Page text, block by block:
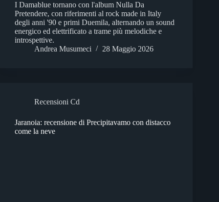
I Damablue tornano con l'album Nulla Da
Pretendere, con riferimenti al rock made in Italy
degli anni '90 e primi Duemila, alternando un sound
energico ed elettrificato a trame più melodiche e
introspettive.
Andrea Musumeci
28 Maggio 2026
Recensioni Cd
Jaranoia: recensione di Precipitavamo con distacco
come la neve